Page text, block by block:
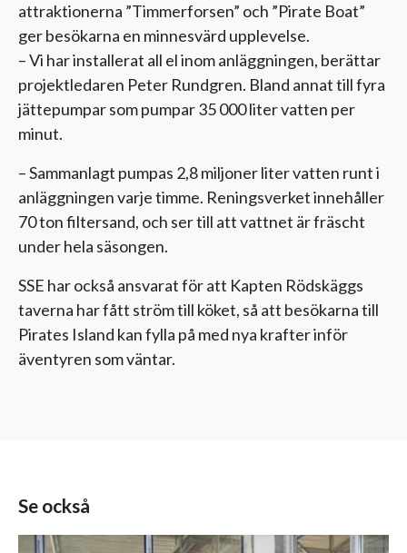
attraktionerna ”Timmerforsen” och ”Pirate Boat”
ger besökarna en minnesvärd upplevelse.
– Vi har installerat all el inom anläggningen, berättar
projektledaren Peter Rundgren. Bland annat till fyra
jättepumpar som pumpar 35 000 liter vatten per
minut.
– Sammanlagt pumpas 2,8 miljoner liter vatten runt i
anläggningen varje timme. Reningsverket innehåller
70 ton filtersand, och ser till att vattnet är fräscht
under hela säsongen.
SSE har också ansvarat för att Kapten Rödskäggs
taverna har fått ström till köket, så att besökarna till
Pirates Island kan fylla på med nya krafter inför
äventyren som väntar.
Se också